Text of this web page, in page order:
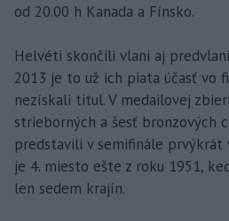
od 20.00 h Kanada a Fínsko.
Helvéti skončili vlani aj
2013 je to už ich piata účasť vo
nezískali titul. V medailovej
strieborných a šesť bronzových
predstavili v semifinále prvýkrát
je 4. miesto ešte z roku 1951,
len sedem krajín.